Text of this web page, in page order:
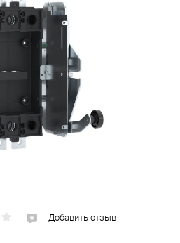
Добавить отзыв